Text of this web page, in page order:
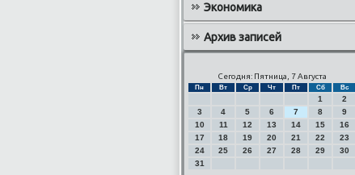
Экономика
Архив записей
Сегодня: Пятница, 7 Августа
Пн Вт Ср Чт Пт Сб Вс
1
2
3
4 5 6 7 8
9
10
11 12 13 14 15
16
17
18 19 20 21 22
23
24
25 26 27 28 29
30
31